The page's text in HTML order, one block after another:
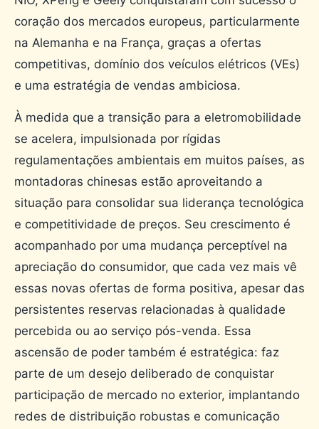
coração dos mercados europeus, particularmente
na Alemanha e na França, graças a ofertas
competitivas, domínio dos veículos elétricos (VEs)
e uma estratégia de vendas ambiciosa.
À medida que a transição para a eletromobilidade
se acelera, impulsionada por rígidas
regulamentações ambientais em muitos países, as
montadoras chinesas estão aproveitando a
situação para consolidar sua liderança tecnológica
e competitividade de preços. Seu crescimento é
acompanhado por uma mudança perceptível na
apreciação do consumidor, que cada vez mais vê
essas novas ofertas de forma positiva, apesar das
persistentes reservas relacionadas à qualidade
percebida ou ao serviço pós-venda. Essa
ascensão de poder também é estratégica: faz
parte de um desejo deliberado de conquistar
participação de mercado no exterior, implantando
redes de distribuição robustas e comunicação